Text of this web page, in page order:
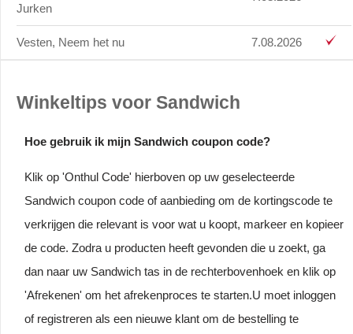
Jurken
Vesten, Neem het nu 7.08.2026
Winkeltips voor Sandwich
Hoe gebruik ik mijn Sandwich coupon code?
Klik op 'Onthul Code' hierboven op uw geselecteerde
Sandwich coupon code of aanbieding om de kortingscode te
verkrijgen die relevant is voor wat u koopt, markeer en kopieer
de code. Zodra u producten heeft gevonden die u zoekt, ga
dan naar uw Sandwich tas in de rechterbovenhoek en klik op
'Afrekenen' om het afrekenproces te starten.U moet inloggen
of registreren als een nieuwe klant om de bestelling te